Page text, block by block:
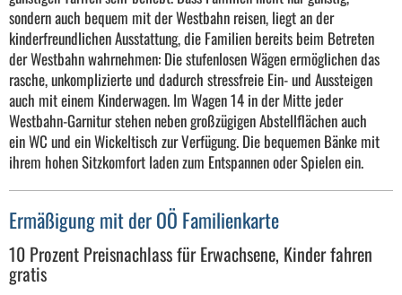
sondern auch bequem mit der Westbahn reisen, liegt an der
kinderfreundlichen Ausstattung, die Familien bereits beim Betreten
der Westbahn wahrnehmen: Die stufenlosen Wägen ermöglichen das
rasche, unkomplizierte und dadurch stressfreie Ein- und Aussteigen
auch mit einem Kinderwagen. Im Wagen 14 in der Mitte jeder
Westbahn-Garnitur stehen neben großzügigen Abstellflächen auch
ein WC und ein Wickeltisch zur Verfügung. Die bequemen Bänke mit
ihrem hohen Sitzkomfort laden zum Entspannen oder Spielen ein.
Ermäßigung mit der OÖ Familienkarte
10 Prozent Preisnachlass für Erwachsene, Kinder fahren
gratis